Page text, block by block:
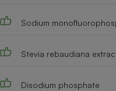
Sodium
Stevia rebaudiana
Disodium phosphate